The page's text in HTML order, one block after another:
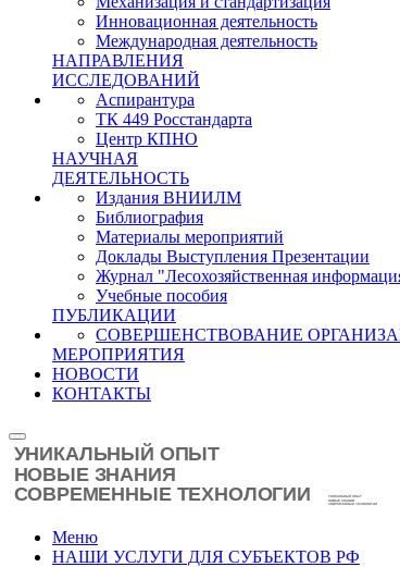
Инновационная деятельность
Международная деятельность
НАПРАВЛЕНИЯ
ИССЛЕДОВАНИЙ
Аспирантура
ТК 449 Росстандарта
Центр КПНО
НАУЧНАЯ
ДЕЯТЕЛЬНОСТЬ
Издания ВНИИЛМ
Библиография
Материалы мероприятий
Доклады Выступления Презентации
Журнал "Лесохозяйственная
Учебные пособия
ПУБЛИКАЦИИ
СОВЕРШЕНСТВОВАНИЕ
МЕРОПРИЯТИЯ
НОВОСТИ
КОНТАКТЫ
Меню
НАШИ УСЛУГИ ДЛЯ СУБЪЕКТОВ РФ